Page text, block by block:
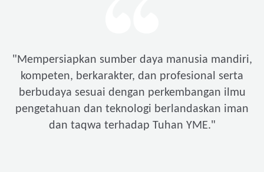
"Mempersiapkan sumber daya manusia mandiri,
kompeten, berkarakter, dan profesional serta
berbudaya sesuai dengan perkembangan ilmu
pengetahuan dan teknologi berlandaskan iman
dan taqwa terhadap Tuhan YME."